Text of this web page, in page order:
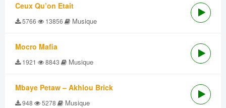
Ceux Qu’on Etait
5766 13856 Musique
Mocro Mafia
1921 8843 Musique
Mbaye Petaw – Akhlou Brick
948 5278 Musique